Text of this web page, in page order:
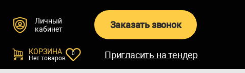
Личный
кабинет
Заказать звонок
КОРЗИНА
Нет товаров
0 Пригласить на тендер